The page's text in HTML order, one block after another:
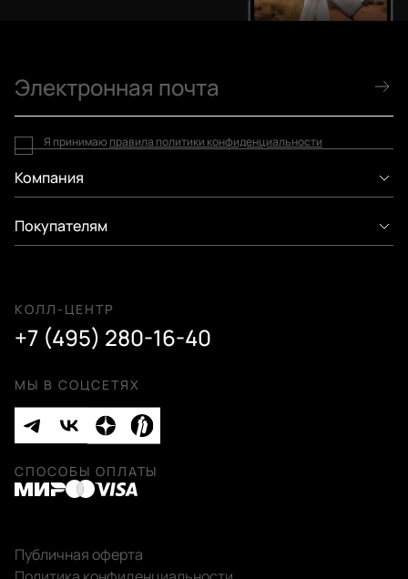
Компания
Покупателям
КОЛЛ-ЦЕНТР
+7 (495) 280-16-40
МЫ В СОЦСЕТЯХ
Я принимаю правила политики конфиденциальности
Публичная оферта
СПОСОБЫ ОПЛАТЫ